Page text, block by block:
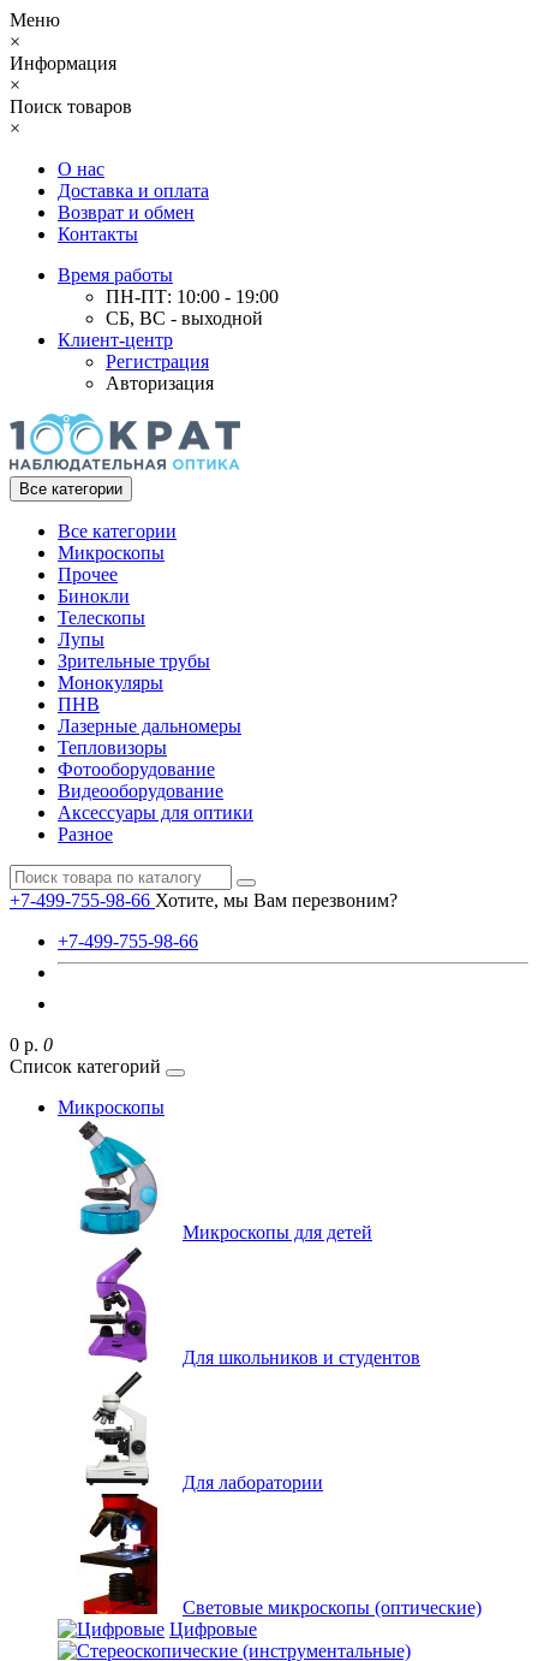
Меню
×
Информация
×
Поиск товаров
×
О нас
Доставка и оплата
Возврат и обмен
Контакты
Время работы
ПН-ПТ: 10:00 - 19:00
СБ, ВС - выходной
Клиент-центр
Регистрация
Авторизация
Все категории
Все категории
Микроскопы
Прочее
Бинокли
Телескопы
Лупы
Зрительные трубы
Монокуляры
ПНВ
Лазерные дальномеры
Тепловизоры
Фотооборудование
Видеооборудование
Аксессуары для оптики
Разное
+7-499-755-98-66 Хотите, мы Вам перезвоним?
+7-499-755-98-66
0 р. 0
Список категорий
Микроскопы
Микроскопы для детей
Для школьников и студентов
Для лаборатории
Световые микроскопы (оптические)
Цифровые